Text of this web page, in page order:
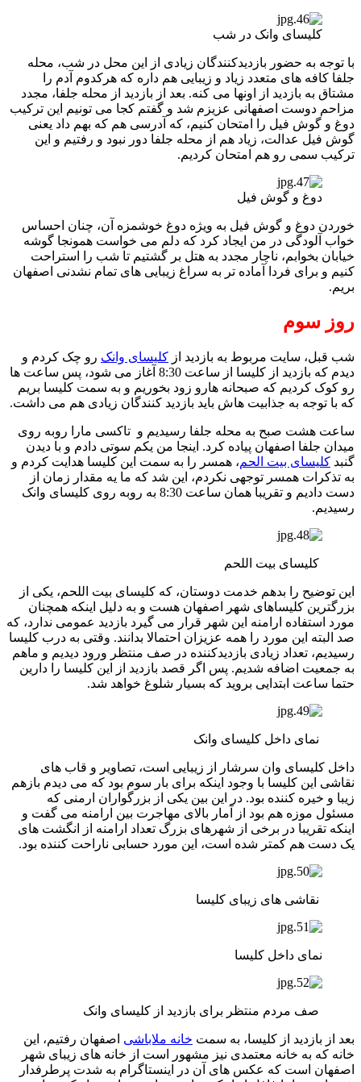
کلیسای وانک در شب
با توجه به حضور بازدیدکنندگان زیادی از این محل در شب، محله
جلفا کافه های متعدد زیاد و زیبایی هم داره که هرکدوم آدم را
مشتاق به بازدید از اونها می کنه. بعد از بازدید از محله جلفا، مجدد
مزاحم دوست اصفهانی عزیزم شد و گفتم کجا می تونیم این ترکیب
دوغ و گوش فیل را امتحان کنیم، که آدرسی هم که بهم داد یعنی
گوش فیل عدالت، زیاد هم از محله جلفا دور نبود و رفتیم و این
ترکیب سمی رو هم امتحان کردیم.
دوغ و گوش فیل
خوردن دوغ و گوش فیل به ویژه دوغ خوشمزه آن، چنان احساس
خواب آلودگی در من ایجاد کرد که دلم می خواست همونجا گوشه
خیابان بخوابم، ناچار مجدد به هتل بر گشتیم تا شب را استراحت
کنیم و برای فردا آماده تر به سراغ زیبایی های تمام نشدنی اصفهان
بریم.
روز سوم
شب قبل، سایت مربوط به بازدید از کلیسای وانک رو چک کردم و
دیدم که بازدید از کلیسا از ساعت 8:30 آغاز می شود، پس ساعت ها
رو کوک کردیم که صبحانه هارو زود بخوریم و به سمت کلیسا بریم
که با توجه به جذابیت هاش باید بازدید کنندگان زیادی هم می داشت.
ساعت هشت صبح به محله جلفا رسیدیم و تاکسی مارا روبه روی
میدان جلفا اصفهان پیاده کرد. اینجا من یکم سوتی دادم و با دیدن
گنبد کلیسای بیت الحم، همسر را به سمت این کلیسا هدایت کردم و
به تذکرات همسر توجهی نکردم، این شد که ما یه مقدار زمان از
دست دادیم و تقریبا همان ساعت 8:30 به روبه روی کلیسای وانک
رسیدیم.
کلیسای بیت اللحم
این توضیح را بدهم خدمت دوستان، که کلیسای بیت اللحم، یکی از
بزرگترین کلیساهای شهر اصفهان هست و به دلیل اینکه همچنان
مورد استفاده ارامنه این شهر قرار می گیرد بازدید عمومی ندارد، که
صد البته این مورد را همه عزیزان احتمالا بدانند. وقتی به درب کلیسا
رسیدیم، تعداد زیادی بازدیدکننده در صف منتظر ورود دیدیم و ماهم
به جمعیت اضافه شدیم. پس اگر قصد بازدید از این کلیسا را دارین
حتما ساعت ابتدایی بروید که بسیار شلوغ خواهد شد.
نمای داخل کلیسای وانک
داخل کلیسای وان سرشار از زیبایی است، تصاویر و قاب های
نقاشی این کلیسا با وجود اینکه برای بار سوم بود که می دیدم بازهم
زیبا و خیره کننده بود. در این بین یکی از بزرگواران ارمنی که
مسئول موزه هم بود از آمار بالای مهاجرت بین ارامنه می گفت و
اینکه تقریبا در برخی از شهرهای بزرگ تعداد ارامنه از انگشت های
یک دست هم کمتر شده است، این مورد حسابی ناراحت کننده بود.
نقاشی های زیبای کلیسا
نمای داخل کلیسا
صف مردم منتظر برای بازدید از کلیسای وانک
بعد از بازدید از کلیسا، به سمت خانه ملاباشی اصفهان رفتیم، این
خانه که به خانه معتمدی نیز مشهور است از خانه های زیبای شهر
اصفهان است که عکس های آن در اینستاگرام به شدت پرطرفدار